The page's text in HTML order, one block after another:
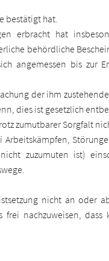
bestätigt hat.
erbracht hat
behördliche
angemessen bis zur
der ihm
dies ist gesetzlich
zumutbarer Sorgfalt
zuzumuten ist)
nicht an oder
frei nachzuweisen,